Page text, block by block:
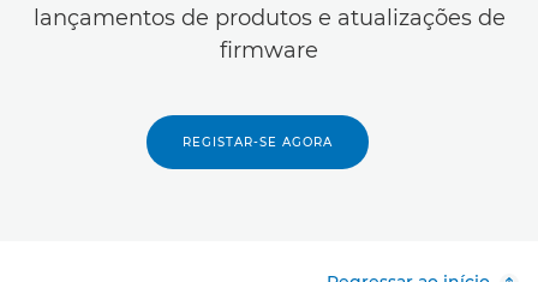
lançamentos de produtos e atualizações de
firmware
REGISTAR-SE AGORA